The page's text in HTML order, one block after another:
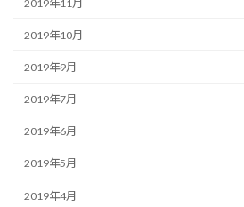
2019年11月
2019年10月
2019年9月
2019年7月
2019年6月
2019年5月
2019年4月